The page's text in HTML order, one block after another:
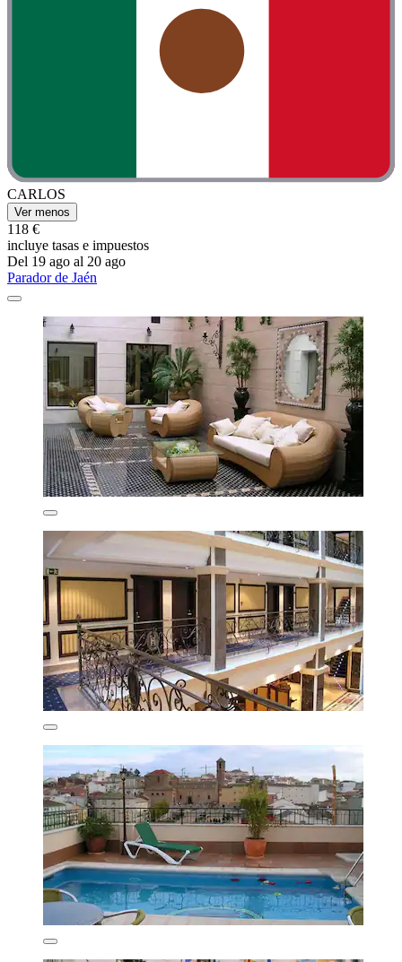
CARLOS
Ver menos
118 €
incluye tasas e impuestos
Del 19 ago al 20 ago
Parador de Jaén